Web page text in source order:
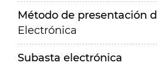
Método de presentación
Electrónica
Subasta electrónica